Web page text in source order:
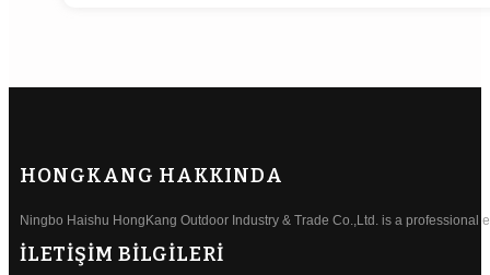
HONGKANG HAKKINDA
Ningbo Haishu HongKang Outdoor Industry & Trade Co.,Ltd. is a professional
İLETİŞİM BİLGİLERİ